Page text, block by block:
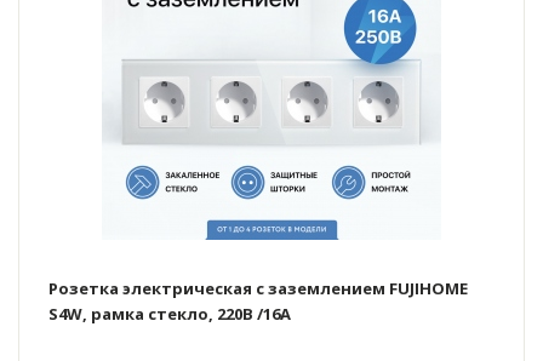
Розетка электрическая с заземлением FUJIHOME
S4W, рамка стекло, 220В /16А